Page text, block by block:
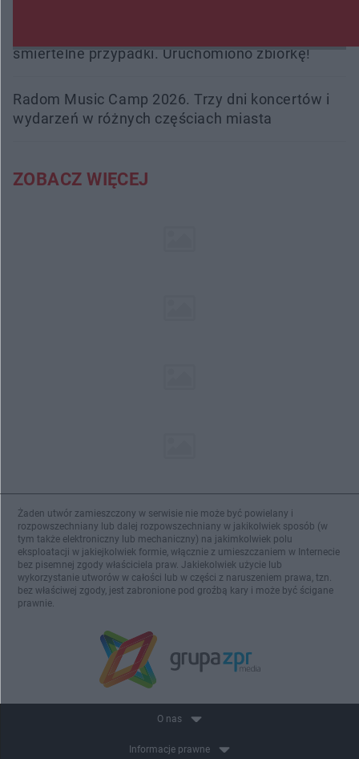
śmiertelne przypadki. Uruchomiono zbiórkę!
Radom Music Camp 2026. Trzy dni koncertów i
wydarzeń w różnych częściach miasta
ZOBACZ WIĘCEJ
Żaden utwór zamieszczony w serwisie nie może być powielany i
rozpowszechniany lub dalej rozpowszechniany w jakikolwiek sposób (w
tym także elektroniczny lub mechaniczny) na jakimkolwiek polu
eksploatacji w jakiejkolwiek formie, włącznie z umieszczaniem w Internecie
bez pisemnej zgody właściciela praw. Jakiekolwiek użycie lub
wykorzystanie utworów w całości lub w części z naruszeniem prawa, tzn.
bez właściwej zgody, jest zabronione pod groźbą kary i może być ścigane
prawnie.
O nas
Informacje prawne